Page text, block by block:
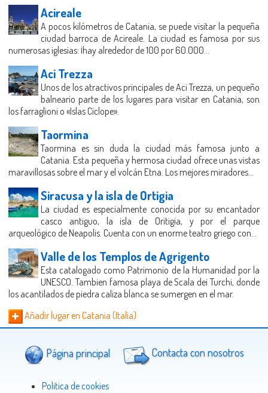
Acireale
A pocos kilómetros de Catania, se puede visitar la pequeña
ciudad barroca de Acireale. La ciudad es famosa por sus
numerosas iglesias: ¡hay alrededor de 100 por 60.000...
Aci Trezza
Unos de los atractivos principales de Aci Trezza, un pequeño
balneario parte de los lugares para visitar en Catania, son
los farraglioni o «Islas Cíclope».
Taormina
Taormina es sin duda la ciudad más famosa junto a
Catania. Esta pequeña y hermosa ciudad ofrece unas vistas
maravillosas sobre el mar y el volcán Etna. Los mejores miradores...
Siracusa y la isla de Ortigia
La ciudad es especialmente conocida por su encantador
casco antiguo, la isla de Oritigia, y por el parque
arqueológico de Neapolis. Cuenta con un enorme teatro griego con...
Valle de los Templos de Agrigento
Esta catalogado como Patrimonio de la Humanidad por la
UNESCO. Tambien famosa playa de Scala dei Turchi, donde
los acantilados de piedra caliza blanca se sumergen en el mar.
Añadir lugar en Catania (Italia)
Página principal Contacta con nosotros
Politica de cookies